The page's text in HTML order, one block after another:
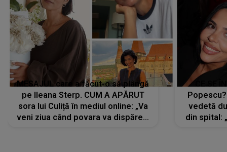
MESAJUL care a făcut-o să plângă
pe Ileana Sterp. CUM A APĂRUT
sora lui Culiță în mediul online: „Va
veni ziua când povara va dispărea,
vedetă
din spital: